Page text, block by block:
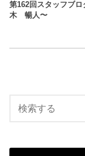
第162回スタッフブ
木 暢人〜